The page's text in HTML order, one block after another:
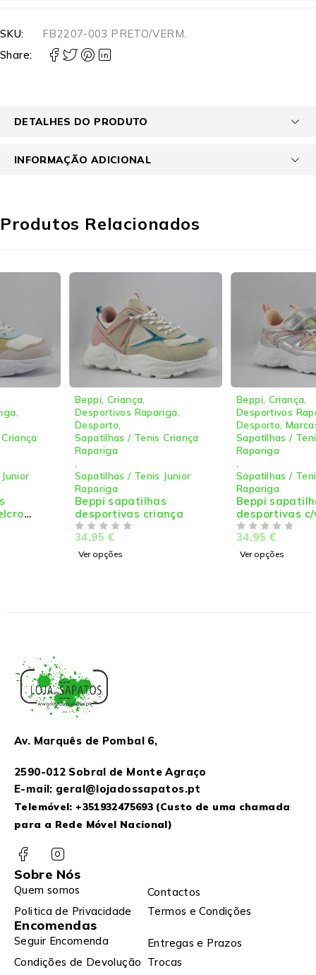
SKU:
FB2207-003 PRETO/VERM.
Share:
DETALHES DO PRODUTO
INFORMAÇÃO ADICIONAL
Produtos Relacionados
,
Desportivos Rapariga,
Sapatilhas / Tenis Criança
Sapatilhas / Tenis Junior
Beppi sapatilhas
desportivas criança
,
Desportivos Rapariga,
Marcas,
Sapatilhas / Tenis Criança
Sapatilhas / Tenis Junior
Beppi sapatilhas
desportivas c/velcro
Av. Marquês de Pombal 6,
2590-012 Sobral de Monte Agraço
E-mail: geral@lojadossapatos.pt
Telemóvel: +351932475693 (Custo de uma chamada
para a Rede Móvel Nacional)
Sobre Nós
Quem somos
Contactos
Politica de Privacidade
Termos e Condições
Encomendas
Seguir Encomenda
Entregas e Prazos
Condições de Devolução Trocas